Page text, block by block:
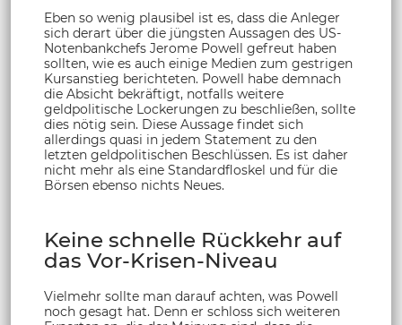
Eben so wenig plausibel ist es, dass die Anleger
sich derart über die jüngsten Aussagen des US-
Notenbankchefs Jerome Powell gefreut haben
sollten, wie es auch einige Medien zum gestrigen
Kursanstieg berichteten. Powell habe demnach
die Absicht bekräftigt, notfalls weitere
geldpolitische Lockerungen zu beschließen, sollte
dies nötig sein. Diese Aussage findet sich
allerdings quasi in jedem Statement zu den
letzten geldpolitischen Beschlüssen. Es ist daher
nicht mehr als eine Standardfloskel und für die
Börsen ebenso nichts Neues.
Keine schnelle Rückkehr auf
das Vor-Krisen-Niveau
Vielmehr sollte man darauf achten, was Powell
noch gesagt hat. Denn er schloss sich weiteren